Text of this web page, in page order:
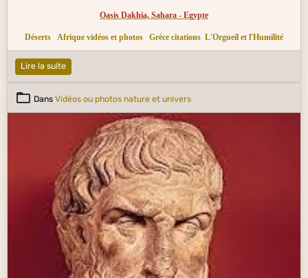
Oasis Dakhia, Sahara - Egypte
Déserts Afrique vidéos et photos Grèce citations L'Orgueil et l'Humilité
Lire la suite
Dans Vidéos ou photos nature et univers